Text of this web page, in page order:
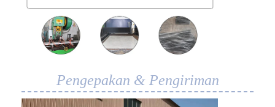
Sabuk jaring baja tahan karat
Wire Mesh Suhu Tinggi
Pengepakan & Pengiriman